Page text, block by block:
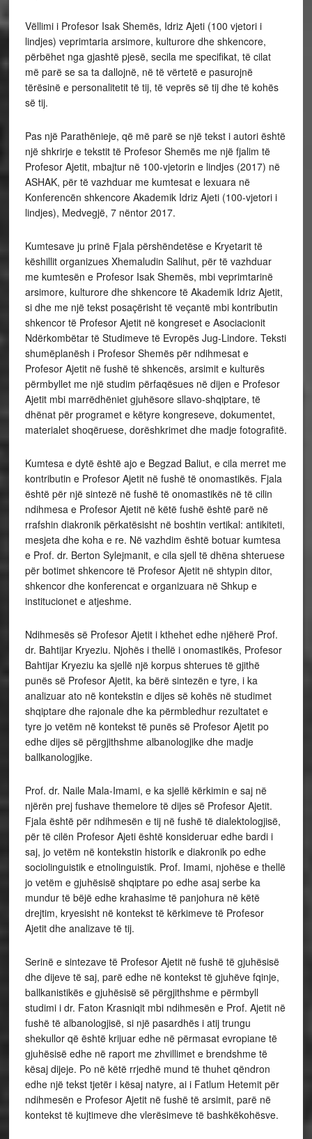
Vëllimi i Profesor Isak Shemës, Idriz Ajeti (100 vjetori i
lindjes) veprimtaria arsimore, kulturore dhe shkencore,
përbëhet nga gjashtë pjesë, secila me specifikat, të cilat
më parë se sa ta dallojnë, në të vërtetë e pasurojnë
tërësinë e personalitetit të tij, të veprës së tij dhe të kohës
së tij.
Pas një Parathënieje, që më parë se një tekst i autori është
një shkrirje e tekstit të Profesor Shemës me një fjalim të
Profesor Ajetit, mbajtur në 100-vjetorin e lindjes (2017) në
ASHAK, për të vazhduar me kumtesat e lexuara në
Konferencën shkencore Akademik Idriz Ajeti (100-vjetori i
lindjes), Medvegjë, 7 nëntor 2017.
Kumtesave ju prinë Fjala përshëndetëse e Kryetarit të
këshillit organizues Xhemaludin Salihut, për të vazhduar
me kumtesën e Profesor Isak Shemës, mbi veprimtarinë
arsimore, kulturore dhe shkencore të Akademik Idriz Ajetit,
si dhe me një tekst posaçërisht të veçantë mbi kontributin
shkencor të Profesor Ajetit në kongreset e Asociacionit
Ndërkombëtar të Studimeve të Evropës Jug-Lindore. Teksti
shumëplanësh i Profesor Shemës për ndihmesat e
Profesor Ajetit në fushë të shkencës, arsimit e kulturës
përmbyllet me një studim përfaqësues në dijen e Profesor
Ajetit mbi marrëdhëniet gjuhësore sllavo-shqiptare, të
dhënat për programet e këtyre kongreseve, dokumentet,
materialet shoqëruese, dorëshkrimet dhe madje fotografitë.
Kumtesa e dytë është ajo e Begzad Baliut, e cila merret me
kontributin e Profesor Ajetit në fushë të onomastikës. Fjala
është për një sintezë në fushë të onomastikës në të cilin
ndihmesa e Profesor Ajetit në këtë fushë është parë në
rrafshin diakronik përkatësisht në boshtin vertikal: antikiteti,
mesjeta dhe koha e re. Në vazhdim është botuar kumtesa
e Prof. dr. Berton Sylejmanit, e cila sjell të dhëna shteruese
për botimet shkencore të Profesor Ajetit në shtypin ditor,
shkencor dhe konferencat e organizuara në Shkup e
institucionet e atjeshme.
Ndihmesës së Profesor Ajetit i kthehet edhe njëherë Prof.
dr. Bahtijar Kryeziu. Njohës i thellë i onomastikës, Profesor
Bahtijar Kryeziu ka sjellë një korpus shterues të gjithë
punës së Profesor Ajetit, ka bërë sintezën e tyre, i ka
analizuar ato në kontekstin e dijes së kohës në studimet
shqiptare dhe rajonale dhe ka përmbledhur rezultatet e
tyre jo vetëm në kontekst të punës së Profesor Ajetit po
edhe dijes së përgjithshme albanologjike dhe madje
ballkanologjike.
Prof. dr. Naile Mala-Imami, e ka sjellë kërkimin e saj në
njërën prej fushave themelore të dijes së Profesor Ajetit.
Fjala është për ndihmesën e tij në fushë të dialektologjisë,
për të cilën Profesor Ajeti është konsideruar edhe bardi i
saj, jo vetëm në kontekstin historik e diakronik po edhe
sociolinguistik e etnolinguistik. Prof. Imami, njohëse e thellë
jo vetëm e gjuhësisë shqiptare po edhe asaj serbe ka
mundur të bëjë edhe krahasime të panjohura në këtë
drejtim, kryesisht në kontekst të kërkimeve të Profesor
Ajetit dhe analizave të tij.
Serinë e sintezave të Profesor Ajetit në fushë të gjuhësisë
dhe dijeve të saj, parë edhe në kontekst të gjuhëve fqinje,
ballkanistikës e gjuhësisë së përgjithshme e përmbyll
studimi i dr. Faton Krasniqit mbi ndihmesën e Prof. Ajetit në
fushë të albanologjisë, si një pasardhës i atij trungu
shekullor që është krijuar edhe në përmasat evropiane të
gjuhësisë edhe në raport me zhvillimet e brendshme të
kësaj dijeje. Po në këtë rrjedhë mund të thuhet qëndron
edhe një tekst tjetër i kësaj natyre, ai i Fatlum Hetemit për
ndihmesën e Profesor Ajetit në fushë të arsimit, parë në
kontekst të kujtimeve dhe vlerësimeve të bashkëkohësve.